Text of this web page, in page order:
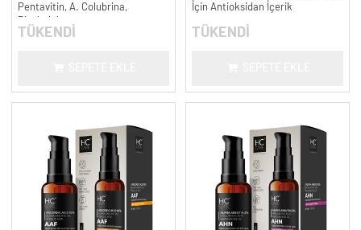
Pentavitin, A. Colubrina,
Bisabolol
TÜKENDİ
İçin Antioksidan İçerik
TÜKENDİ